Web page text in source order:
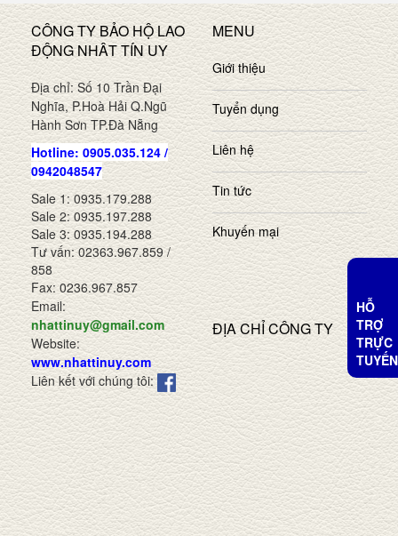
CÔNG TY BẢO HỘ LAO
ĐỘNG NHÂT TÍN UY
Địa chỉ: Số 10 Trần Đại
Nghĩa, P.Hoà Hải Q.Ngũ
Hành Sơn TP.Đà Nẵng
Hotline: 0905.035.124 /
0942048547
Sale 1: 0935.179.288
Sale 2: 0935.197.288
Sale 3: 0935.194.288
Tư vấn: 02363.967.859 /
858
Fax: 0236.967.857
Email:
nhattinuy@gmail.com
Website:
www.nhattinuy.com
Liên kết với chúng tôi:
MENU
Giới thiệu
Tuyển dụng
Liên hệ
Tin tức
Khuyến mại
ĐỊA CHỈ CÔNG TY
HỖ
TRỢ
TRỰC
TUYẾN